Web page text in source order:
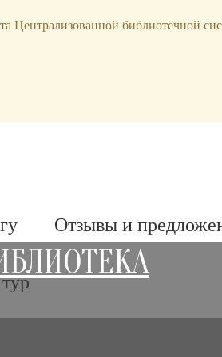
Отзывы и
Централизованной библиотечной